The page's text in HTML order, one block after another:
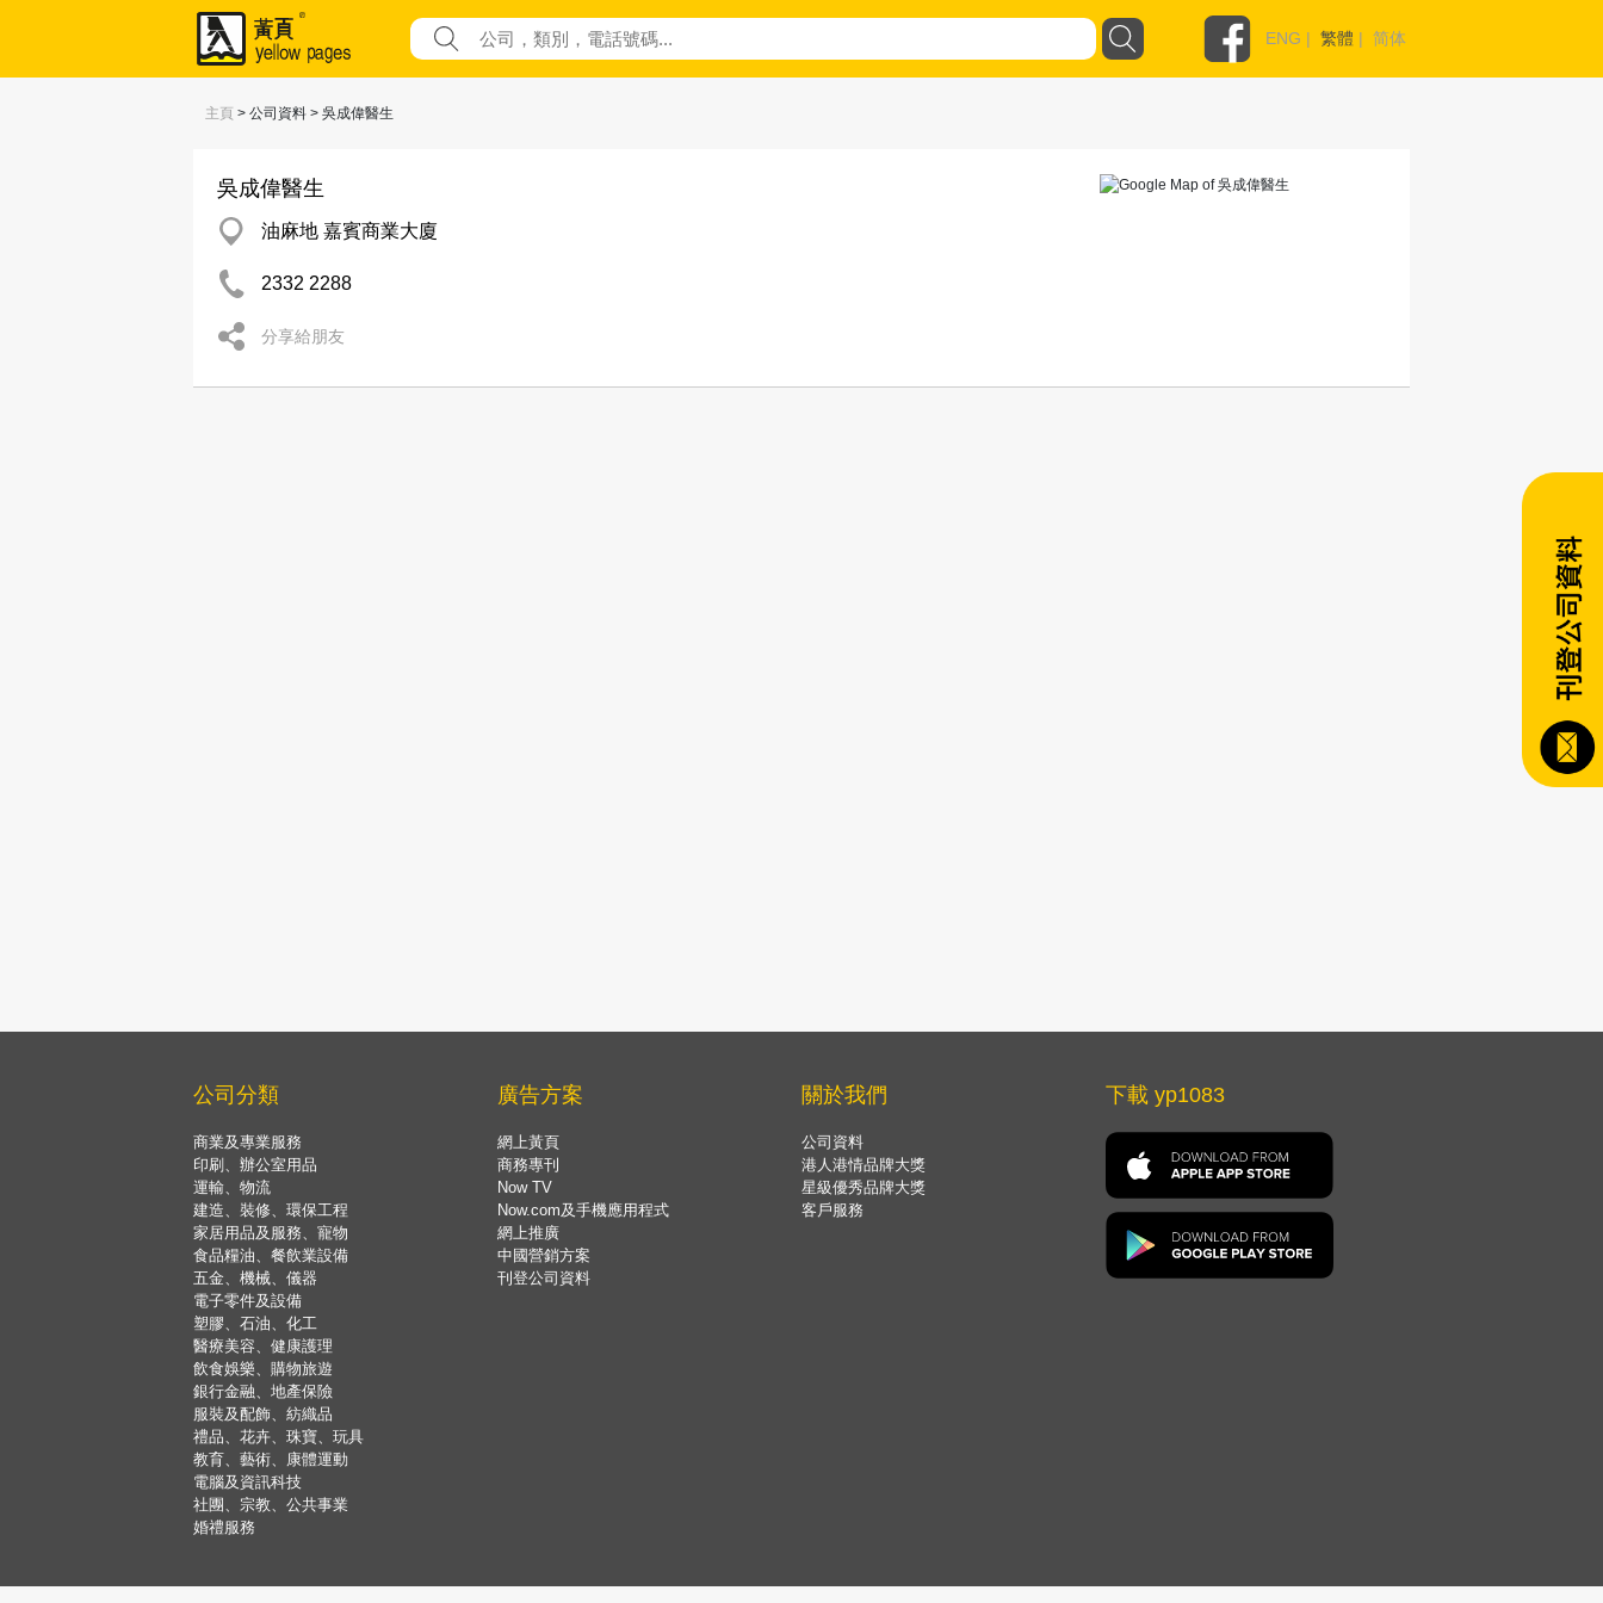
ENG | 繁體 | 简体
主頁 > 公司資料 > 吳成偉醫生
吳成偉醫生
油麻地 嘉賓商業大廈
2332 2288
分享給朋友
公司分類
商業及專業服務
印刷、辦公室用品
運輸、物流
建造、裝修、環保工程
家居用品及服務、寵物
食品糧油、餐飲業設備
五金、機械、儀器
電子零件及設備
塑膠、石油、化工
醫療美容、健康護理
飲食娛樂、購物旅遊
銀行金融、地產保險
服裝及配飾、紡織品
禮品、花卉、珠寶、玩具
教育、藝術、康體運動
電腦及資訊科技
社團、宗教、公共事業
婚禮服務
廣告方案
網上黃頁
商務專刊
Now TV
Now.com及手機應用程式
網上推廣
中國營銷方案
刊登公司資料
關於我們
公司資料
港人港情品牌大獎
星級優秀品牌大獎
客戶服務
下載 yp1083